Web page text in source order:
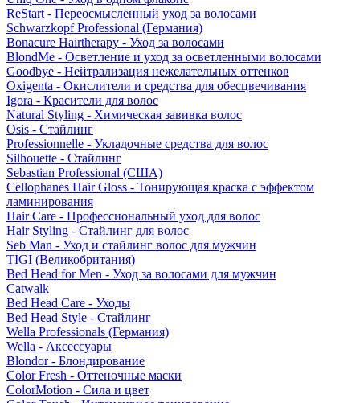
ReStart - Переосмысленный уход за волосами
Schwarzkopf Professional (Германия)
Bonacure Hairtherapy - Уход за волосами
BlondMe - Осветление и уход за осветленными волосами
Goodbye - Нейтрализация нежелательных оттенков
Oxigenta - Окислители и средства для обесцвечивания
Igora - Красители для волос
Natural Styling - Химическая завивка волос
Osis - Стайлинг
Professionnelle - Укладочные средства для волос
Silhouette - Стайлинг
Sebastian Professional (США)
Cellophanes Hair Gloss - Тонирующая краска с эффектом
ламинирования
Hair Care - Профессиональный уход для волос
Hair Styling - Стайлинг для волос
Seb Man - Уход и стайлинг волос для мужчин
TIGI (Великобритания)
Bed Head for Men - Уход за волосами для мужчин
Catwalk
Bed Head Care - Уходы
Bed Head Style - Стайлинг
Wella Professionals (Германия)
Wella - Аксессуары
Blondor - Блондирование
Color Fresh - Оттеночные маски
ColorMotion - Сила и цвет